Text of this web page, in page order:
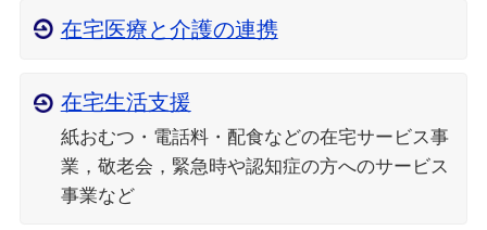
在宅医療と介護の連携
在宅生活支援
紙おむつ・電話料・配食などの在宅サービス事
業，敬老会，緊急時や認知症の方へのサービス
事業など